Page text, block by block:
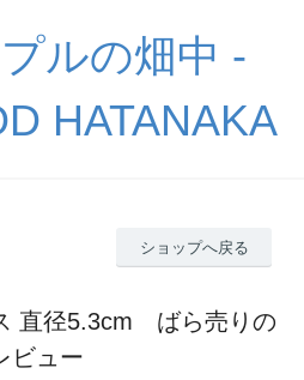
ルの畑中 -
HATANAKA
ショップへ戻る
直径5.3cm ばら売りの
ビュー